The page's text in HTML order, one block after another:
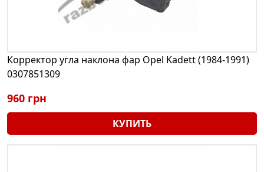
Корректор угла наклона фар Opel Kadett (1984-1991)
0307851309
960 грн
КУПИТЬ